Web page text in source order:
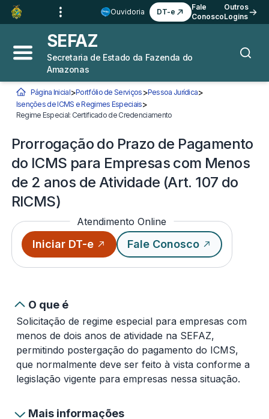
Ir para o
Conteúdo
Ir para a
Navegação 3
Ir para o
Rodapé 4
Ouvidoria DT-e
Fale
Conosco
Outros
Logins
Abrir menu principal
SEFAZ
Secretaria de Estado da Fazenda do
Amazonas
Você está aqui:
Página Inicial>Portfólio de Serviços >Pessoa Jurídica>
Isenções de ICMS e Regimes Especiais>
Regime Especial: Certificado de CredenciamentoProrrogação do Prazo de
Prorrogação do Prazo de Pagamento
do ICMS para Empresas com Menos
de 2 anos de Atividade (Art. 107 do
RICMS)
Atendimento Online
Iniciar DT-e Fale Conosco
O que é
Solicitação de regime especial para empresas com
menos de dois anos de atividade na SEFAZ,
permitindo postergação do pagamento do ICMS,
que normalmente deve ser feito à vista conforme a
legislação vigente para empresas nessa situação.
Mais informações